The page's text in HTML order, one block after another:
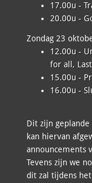
17.00u -
20.00u -
Zondag 23
12.00u -
for all,
15.00u -
16.00u -
Dit zijn
kan hiervan
announcements
Tevens zijn we
dit zal tijdens